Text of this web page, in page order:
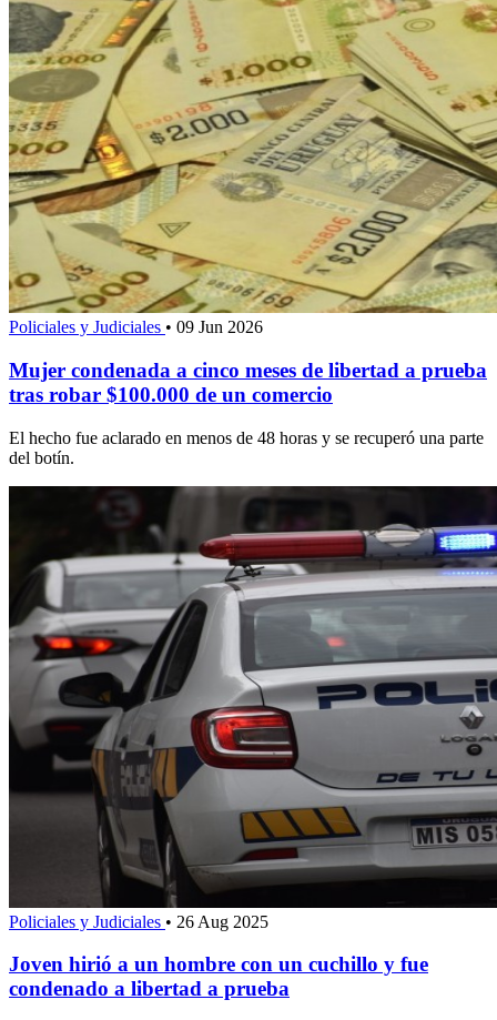
Policiales y Judiciales • 09 Jun 2026
Mujer condenada a cinco meses de libertad a prueba
tras robar $100.000 de un comercio
El hecho fue aclarado en menos de 48 horas y se recuperó una parte
del botín.
Policiales y Judiciales • 26 Aug 2025
Joven hirió a un hombre con un cuchillo y fue
condenado a libertad a prueba